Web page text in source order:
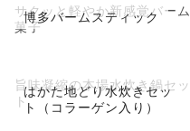
博多バームスティック
サクッと軽やか新感覚バーム
菓子
はかた地どり水炊きセッ
ト（コラーゲン入り）
旨味凝縮の本場水炊き鍋セッ
ト